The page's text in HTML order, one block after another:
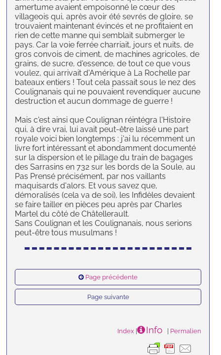
amertume avaient empoisonné le cœur des
villageois qui, après avoir été sevrés de gloire, se
trouvaient maintenant évincés et ne profitaient en
rien de cette manne qui semblait submerger le
pays. Car la voie ferrée charriait, jours et nuits, de
gros convois de ciment, de machines agricoles, de
grains, de sucre, d'essence, de tout ce que vous
voulez, qui arrivait d'Amérique à La Rochelle par
bateaux entiers ! Tout cela passait sous le nez des
Coulignanais qui ne pouvaient revendiquer aucune
destruction et aucun dommage de guerre !
Mais c'est ainsi que Coulignan réintégra l'Histoire
qui, à dire vrai, lui avait peut-être laissé une part
royale voici bien longtemps : j'ai lu récemment un
livre fort intéressant et abondamment documenté
sur la dispersion et le pillage du train de bagages
des Sarrasins en 732 sur les bords de la Soule, au
Pas Prensé précisément, par nos vaillants
maquisards d'alors. Et vous savez que,
démoralisés (cela va de soi), les Infidèles devaient
se faire tailler en pièces peu après par Charles
Martel du côté de Châtellerault.
Sans Coulignan et les Coulignanais, nous serions
peut-être tous musulmans !
Page précédente
Page suivante
Index | Info | Permalien